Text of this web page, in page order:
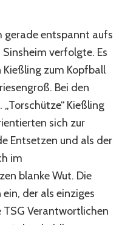
gerade entspannt aufs
verfolgte. Es
Kießling zum Kopfball
Bei den
Kießling
sich zur
Entsetzen und als der
im
blanke Wut. Die
der als einziges
Verantwortlichen